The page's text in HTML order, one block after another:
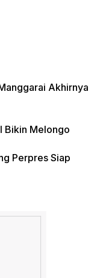
Akhirnya
Bikin Melongo
Perpres Siap